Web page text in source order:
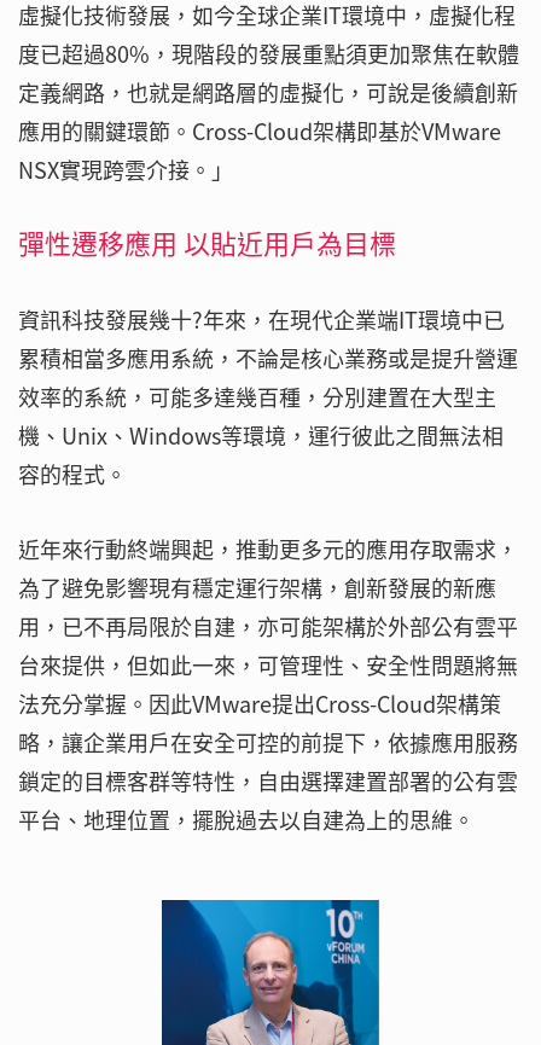
虛擬化技術發展，如今全球企業IT環境中，虛擬化程
度已超過80%，現階段的發展重點須更加聚焦在軟體
定義網路，也就是網路層的虛擬化，可說是後續創新
應用的關鍵環節。Cross-Cloud架構即基於VMware
NSX實現跨雲介接。」
彈性遷移應用 以貼近用戶為目標
資訊科技發展幾十?年來，在現代企業端IT環境中已
累積相當多應用系統，不論是核心業務或是提升營運
效率的系統，可能多達幾百種，分別建置在大型主
機、Unix、Windows等環境，運行彼此之間無法相
容的程式。
近年來行動終端興起，推動更多元的應用存取需求，
為了避免影響現有穩定運行架構，創新發展的新應
用，已不再局限於自建，亦可能架構於外部公有雲平
台來提供，但如此一來，可管理性、安全性問題將無
法充分掌握。因此VMware提出Cross-Cloud架構策
略，讓企業用戶在安全可控的前提下，依據應用服務
鎖定的目標客群等特性，自由選擇建置部署的公有雲
平台、地理位置，擺脫過去以自建為上的思維。